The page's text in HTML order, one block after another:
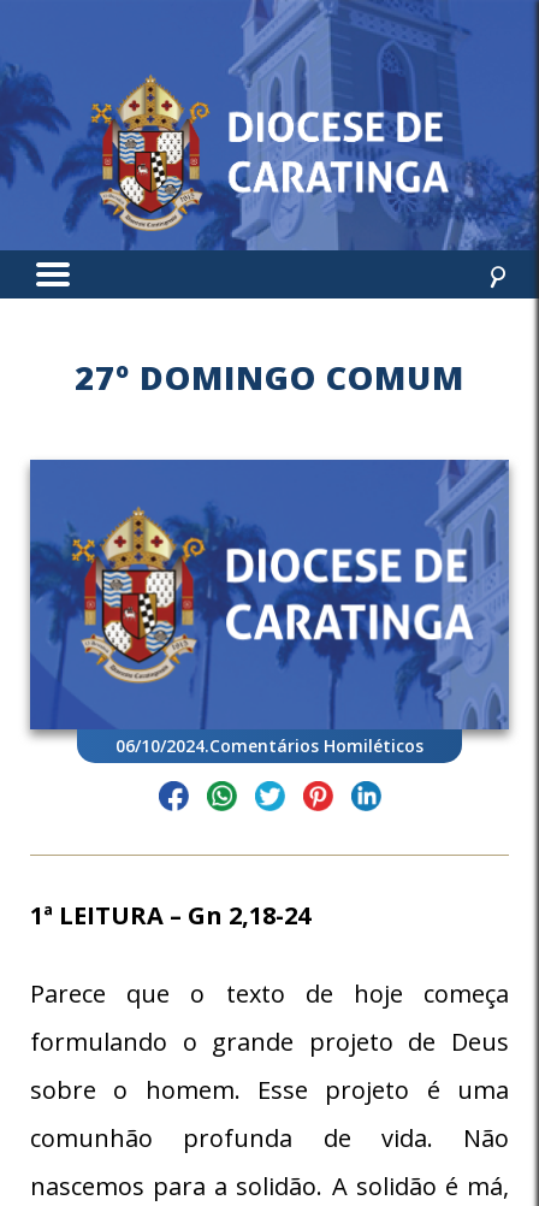
27º DOMINGO COMUM
06/10/2024.Comentários Homiléticos
1ª LEITURA – Gn 2,18-24
Parece que o texto de hoje começa
formulando o grande projeto de Deus
sobre o homem. Esse projeto é uma
comunhão profunda de vida. Não
nascemos para a solidão. A solidão é má,